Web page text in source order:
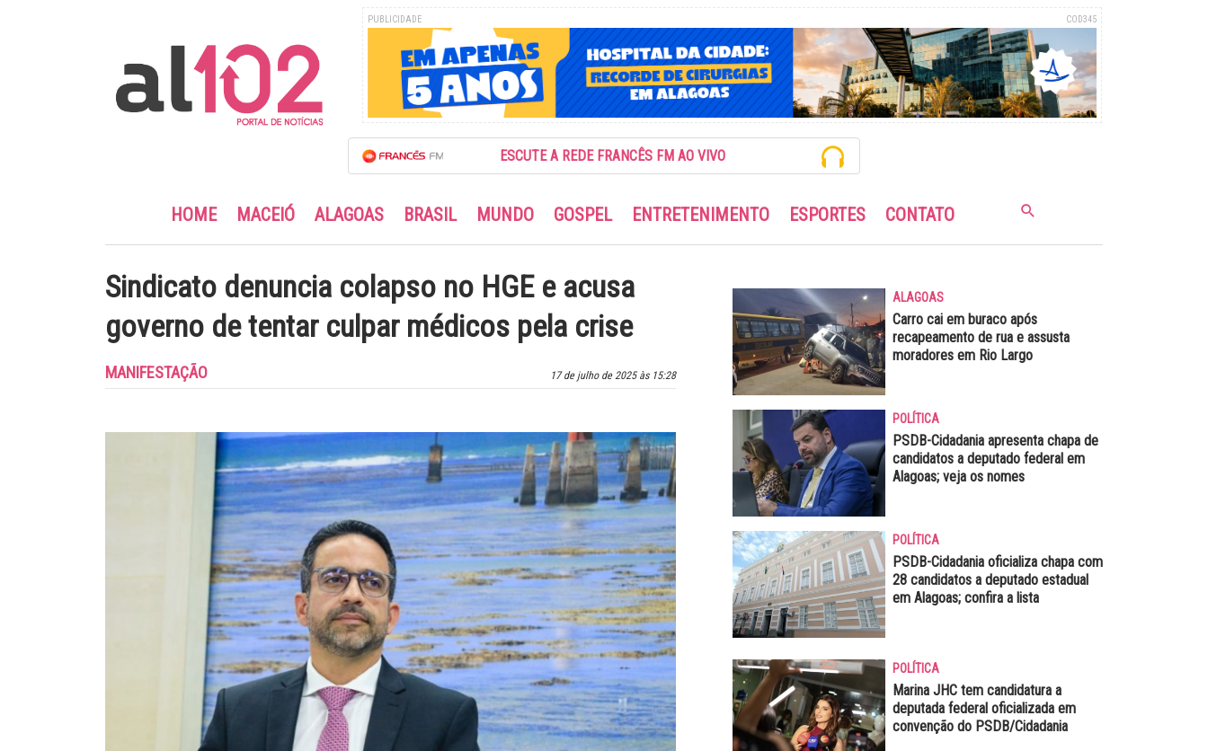
PUBLICIDADE COD345
ESCUTE A REDE FRANCÊS FM AO VIVO
HOME MACEIÓ ALAGOAS BRASIL MUNDO GOSPEL ENTRETENIMENTO ESPORTES CONTATO
Sindicato denuncia colapso no HGE e acusa
governo de tentar culpar médicos pela crise
17 de julho de 2025 às 15:28
MANIFESTAÇÃO
ALAGOAS
Carro cai em buraco após
recapeamento de rua e assusta
moradores em Rio Largo
POLÍTICA
PSDB-Cidadania apresenta chapa de
candidatos a deputado federal em
Alagoas; veja os nomes
POLÍTICA
PSDB-Cidadania oficializa chapa com
28 candidatos a deputado estadual
em Alagoas; confira a lista
POLÍTICA
Marina JHC tem candidatura a
deputada federal oficializada em
convenção do PSDB/Cidadania